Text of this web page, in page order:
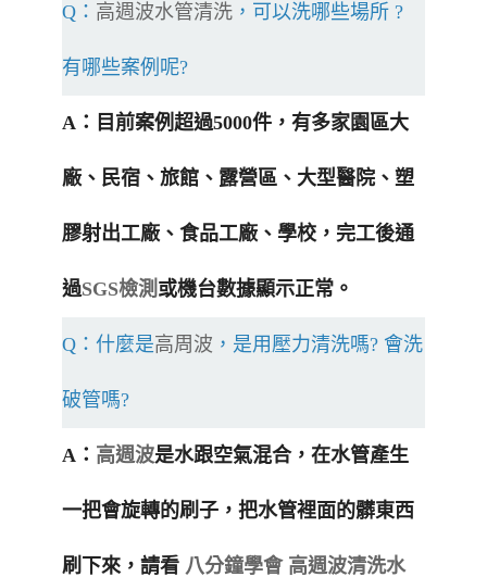
Q： 高週波水管清洗 ，可以洗哪些場所 ?
有哪些案例呢?
A：目前案例超過5000件，有多家園區大
廠、民宿、旅館、露營區、大型醫院、塑
膠射出工廠、食品工廠、學校，完工後通
過SGS檢測 或機台數據顯示正常。
Q：什麼是高周波 ，是用壓力清洗嗎? 會洗
破管嗎?
A： 高週波是水跟空氣混合，在水管產生
一把會旋轉的刷子，把水管裡面的髒東西
刷下來，請看 八分鐘學會 高週波清洗水